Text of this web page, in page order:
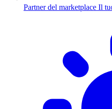
Partner del marketplace Il